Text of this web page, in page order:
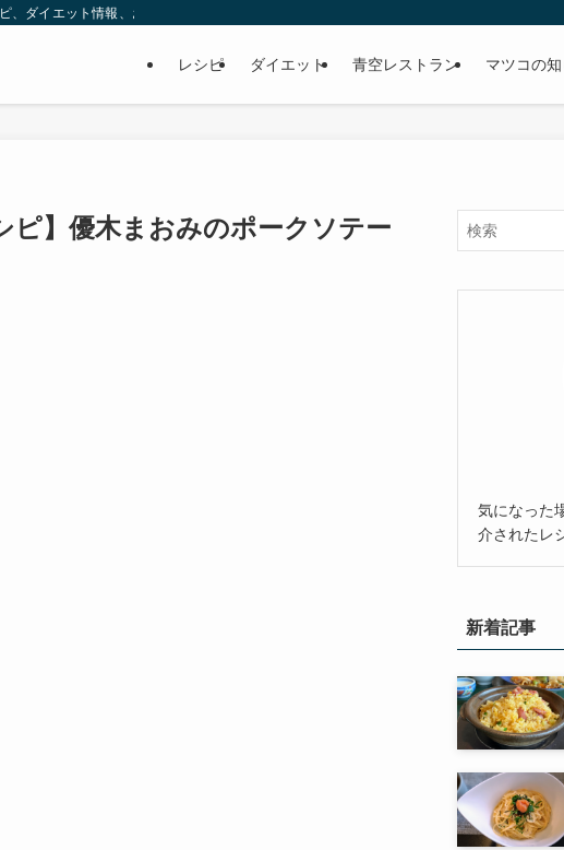
ダイエット情報、お取り寄せなどを紹介します。
レシピ ダイエット 青空レストラン マツコの
ピ】優木まおみのポークソテー
気になった
介されたレ
新着記事